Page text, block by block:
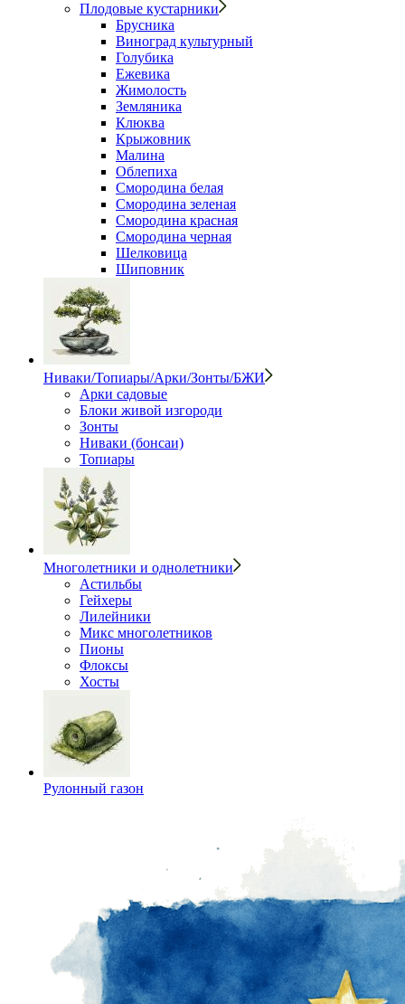
Плодовые кустарники
Брусника
Виноград культурный
Голубика
Ежевика
Жимолость
Земляника
Клюква
Крыжовник
Малина
Облепиха
Смородина белая
Смородина зеленая
Смородина красная
Смородина черная
Шелковица
Шиповник
Ниваки/Топиары/Арки/Зонты/БЖИ
Арки садовые
Блоки живой изгороди
Зонты
Ниваки (бонсаи)
Топиары
Многолетники и однолетники
Астильбы
Гейхеры
Лилейники
Микс многолетников
Пионы
Флоксы
Хосты
Рулонный газон